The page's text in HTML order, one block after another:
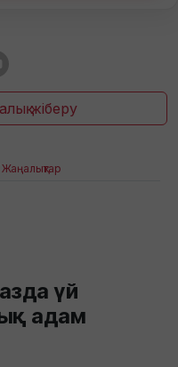
жіберу
Жаңалықтар
үй
адам